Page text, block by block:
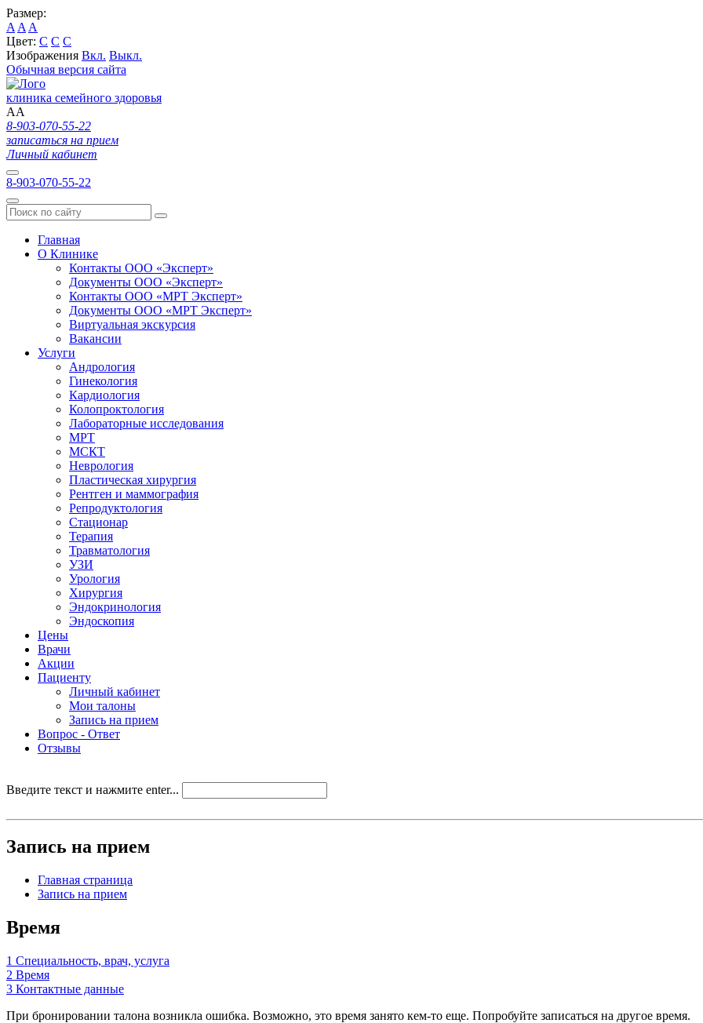
Размер:
A A A
Цвет: C C C
Изображения Вкл. Выкл.
Обычная версия сайта
клиника семейного здоровья
AA
8-903-070-55-22
записаться на прием
Личный кабинет
8-903-070-55-22
Главная
О Клинике
Контакты ООО «Эксперт»
Документы ООО «Эксперт»
Контакты ООО «МРТ Эксперт»
Документы ООО «МРТ Эксперт»
Виртуальная экскурсия
Вакансии
Услуги
Андрология
Гинекология
Кардиология
Колопроктология
Лабораторные исследования
МРТ
МСКТ
Неврология
Пластическая хирургия
Рентген и маммография
Репродуктология
Стационар
Терапия
Травматология
УЗИ
Урология
Хирургия
Эндокринология
Эндоскопия
Цены
Врачи
Акции
Пациенту
Личный кабинет
Мои талоны
Запись на прием
Вопрос - Ответ
Отзывы
Введите текст и нажмите enter...
Запись на прием
Главная страница
Запись на прием
Время
1 Специальность, врач, услуга
2 Время
3 Контактные данные
При бронировании талона возникла ошибка. Возможно, это время занято кем-то еще. Попробуйте записаться на другое время.